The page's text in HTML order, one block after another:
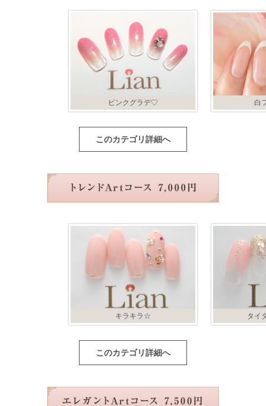
ピンクグラデ♡ 白
このカテゴリ詳細へ
キラキラ☆ タイ
このカテゴリ詳細へ